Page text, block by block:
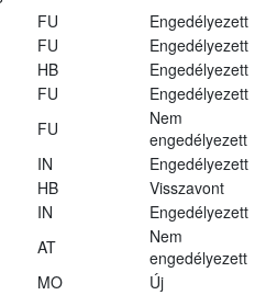
FU
Engedélyezett
FU
Engedélyezett
HB
Engedélyezett
FU
Engedélyezett
FU
Nem
engedélyezett
IN
Engedélyezett
HB
Visszavont
IN
Engedélyezett
AT
Nem
engedélyezett
MO
Új